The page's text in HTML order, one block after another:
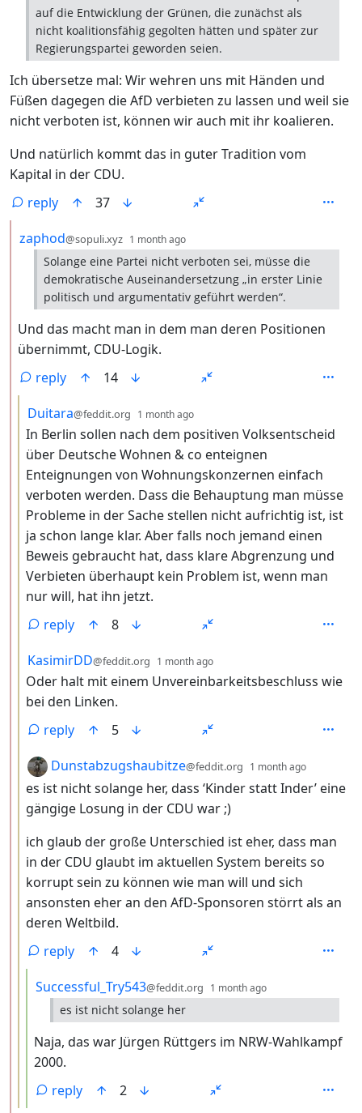
auf die Entwicklung der Grünen, die zunächst als
nicht koalitionsfähig gegolten hätten und später zur
Regierungspartei geworden seien.
Ich übersetze mal: Wir wehren uns mit Händen und
Füßen dagegen die AfD verbieten zu lassen und weil sie
nicht verboten ist, können wir auch mit ihr koalieren.
Und natürlich kommt das in guter Tradition vom
Kapital in der CDU.
reply
37
by
zaphod@sopuli.xyz 1 month ago
Solange eine Partei nicht verboten sei, müsse die
demokratische Auseinandersetzung „in erster Linie
politisch und argumentativ geführt werden“.
Und das macht man in dem man deren Positionen
übernimmt, CDU-Logik.
reply
14
by
Duitara@feddit.org 1 month ago
In Berlin sollen nach dem positiven Volksentscheid
über Deutsche Wohnen & co enteignen
Enteignungen von Wohnungskonzernen einfach
verboten werden. Dass die Behauptung man müsse
Probleme in der Sache stellen nicht aufrichtig ist, ist
ja schon lange klar. Aber falls noch jemand einen
Beweis gebraucht hat, dass klare Abgrenzung und
Verbieten überhaupt kein Problem ist, wenn man
nur will, hat ihn jetzt.
reply
8
by
KasimirDD@feddit.org 1 month ago
Oder halt mit einem Unvereinbarkeitsbeschluss wie
bei den Linken.
reply
5
by
Dunstabzugshaubitze@feddit.org 1 month ago
es ist nicht solange her, dass ‘Kinder statt Inder’ eine
gängige Losung in der CDU war ;)
ich glaub der große Unterschied ist eher, dass man
in der CDU glaubt im aktuellen System bereits so
korrupt sein zu können wie man will und sich
ansonsten eher an den AfD-Sponsoren störrt als an
deren Weltbild.
reply
4
by
Successful_Try543@feddit.org 1 month ago
es ist nicht solange her
Naja, das war Jürgen Rüttgers im NRW-Wahlkampf
2000.
reply
2